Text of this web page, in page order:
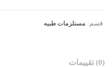
قسم: مستلزمات طبيه
(0) تقييمات